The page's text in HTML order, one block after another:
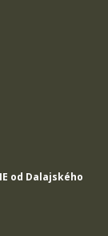
od Dalajského